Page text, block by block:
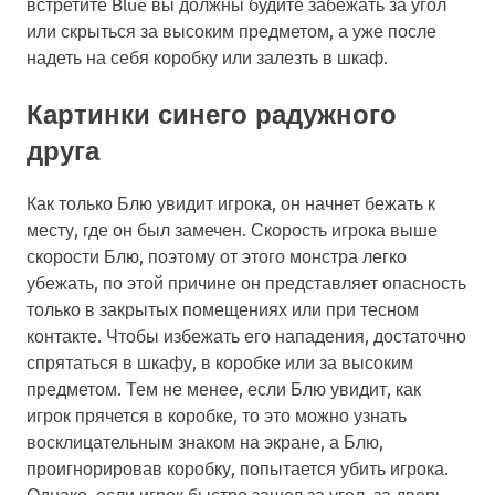
или скрыться за высоким предметом, а уже после
надеть на себя коробку или залезть в шкаф.
Картинки синего радужного
друга
Как только Блю увидит игрока, он начнет бежать к
месту, где он был замечен. Скорость игрока выше
скорости Блю, поэтому от этого монстра легко
убежать, по этой причине он представляет опасность
только в закрытых помещениях или при тесном
контакте. Чтобы избежать его нападения, достаточно
спрятаться в шкафу, в коробке или за высоким
предметом. Тем не менее, если Блю увидит, как
игрок прячется в коробке, то это можно узнать
восклицательным знаком на экране, а Блю,
проигнорировав коробку, попытается убить игрока.